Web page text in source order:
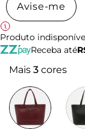
Avise-me
Produto
Receba até
Mais 3 cores